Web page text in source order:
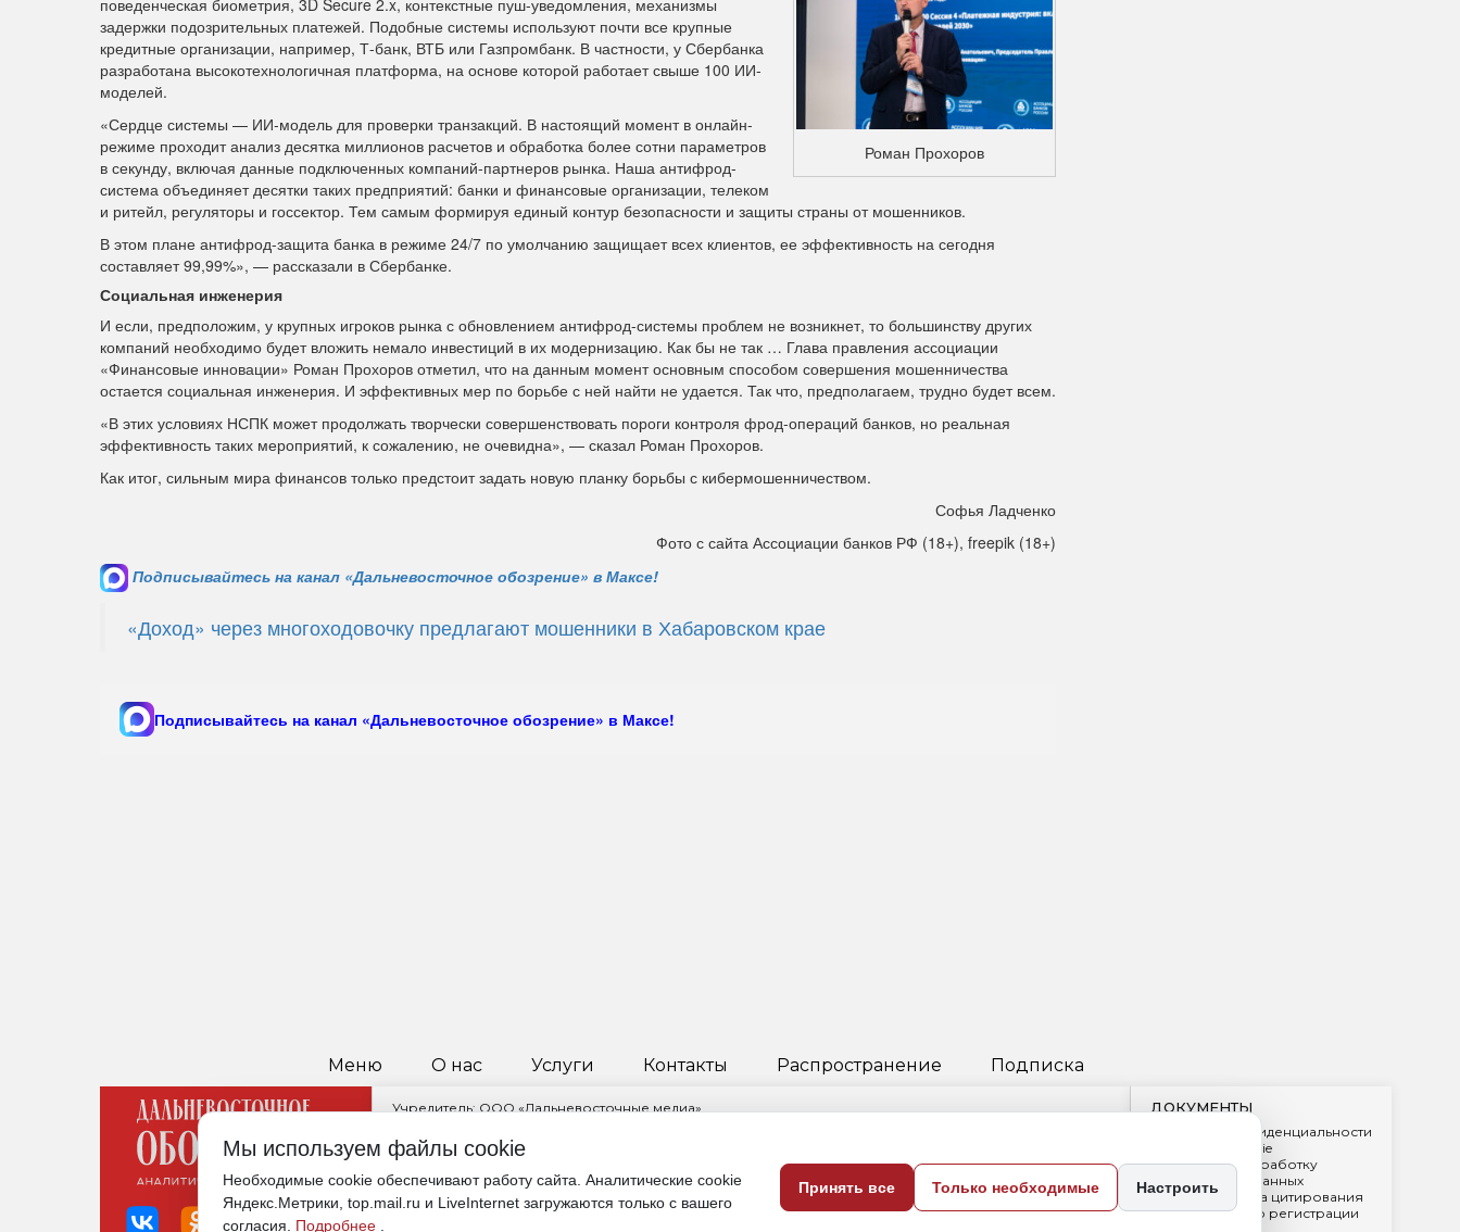
Роман Прохоров
поведенческая биометрия, 3D Secure 2.x, контекстные пуш-уведомления, механизмы
задержки подозрительных платежей. Подобные системы используют почти все крупные
кредитные организации, например, Т-банк, ВТБ или Газпромбанк. В частности, у Сбербанка
разработана высокотехнологичная платформа, на основе которой работает свыше 100 ИИ-
моделей.
«Сердце системы — ИИ-модель для проверки транзакций. В настоящий момент в онлайн-
режиме проходит анализ десятка миллионов расчетов и обработка более сотни параметров
в секунду, включая данные подключенных компаний-партнеров рынка. Наша антифрод-
система объединяет десятки таких предприятий: банки и финансовые организации, телеком
и ритейл, регуляторы и госсектор. Тем самым формируя единый контур безопасности и защиты страны от мошенников.
В этом плане антифрод-защита банка в режиме 24/7 по умолчанию защищает всех клиентов, ее эффективность на сегодня
составляет 99,99%», — рассказали в Сбербанке.
Социальная инженерия
И если, предположим, у крупных игроков рынка с обновлением антифрод-системы проблем не возникнет, то большинству других
компаний необходимо будет вложить немало инвестиций в их модернизацию. Как бы не так … Глава правления ассоциации
«Финансовые инновации» Роман Прохоров отметил, что на данным момент основным способом совершения мошенничества
остается социальная инженерия. И эффективных мер по борьбе с ней найти не удается. Так что, предполагаем, трудно будет всем.
«В этих условиях НСПК может продолжать творчески совершенствовать пороги контроля фрод-операций банков, но реальная
эффективность таких мероприятий, к сожалению, не очевидна», — сказал Роман Прохоров.
Как итог, сильным мира финансов только предстоит задать новую планку борьбы с кибермошенничеством.
Софья Ладченко
Фото с сайта Ассоциации банков РФ (18+), freepik (18+)
Подписывайтесь на канал «Дальневосточное обозрение» в Максе!
«Доход» через многоходовочку предлагают мошенники в Хабаровском крае
Подписывайтесь на канал «Дальневосточное обозрение» в Максе!
ДВ-НЕДЕЛЯ: «ЕСТЬ РЕЗУЛЬТАТ», ЗЮБР ВЕРНУЛСЯ,
НЕФТЯНОЕ ПЯТНО И НАШ НА МОНЕТЕ
Обзор самых резонансных публикаций АИ «Дальневосточного обозрения» за
минувшие семь дней
Мы используем файлы cookie
Необходимые cookie обеспечивают работу сайта. Аналитические cookie
Яндекс.Метрики, top.mail.ru и LiveInternet загружаются только с вашего
согласия. Подробнее
Принять все Только необходимые Настроить